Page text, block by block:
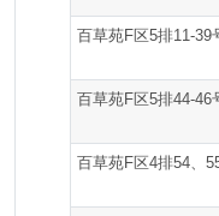
百草苑F区5排11-39
百草苑F区5排44-46
百草苑F区4排54、